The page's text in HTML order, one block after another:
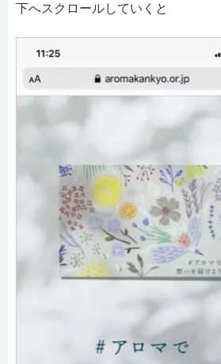
下へスクロールしていくと